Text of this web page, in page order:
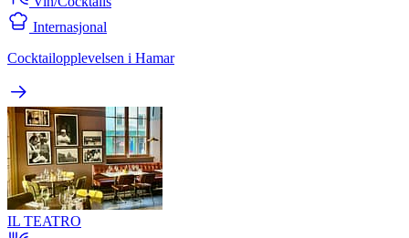
Internasjonal
Cocktailopplevelsen i Hamar
IL TEATRO